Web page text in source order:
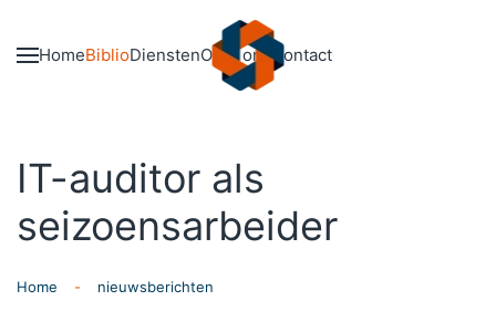
Skip to main content
HomeBiblioDienstenOver onsContact
IT-auditor als
seizoensarbeider
Home nieuwsberichten